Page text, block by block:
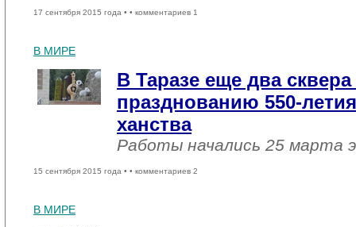
17 сентября 2015 года • • комментариев 1
В МИРЕ
В Таразе еще два
празднованию 550-
ханства
Работы начались 25 марта
15 сентября 2015 года • • комментариев 2
В МИРЕ